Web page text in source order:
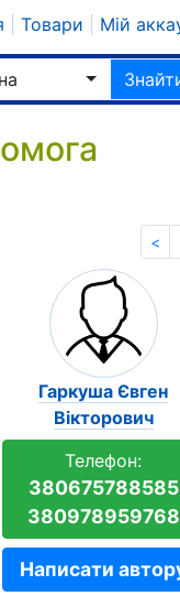
Товари Мій
<
Гаркуша Євген
Вікторович
Телефон:
380675788585
380978959768
Написати